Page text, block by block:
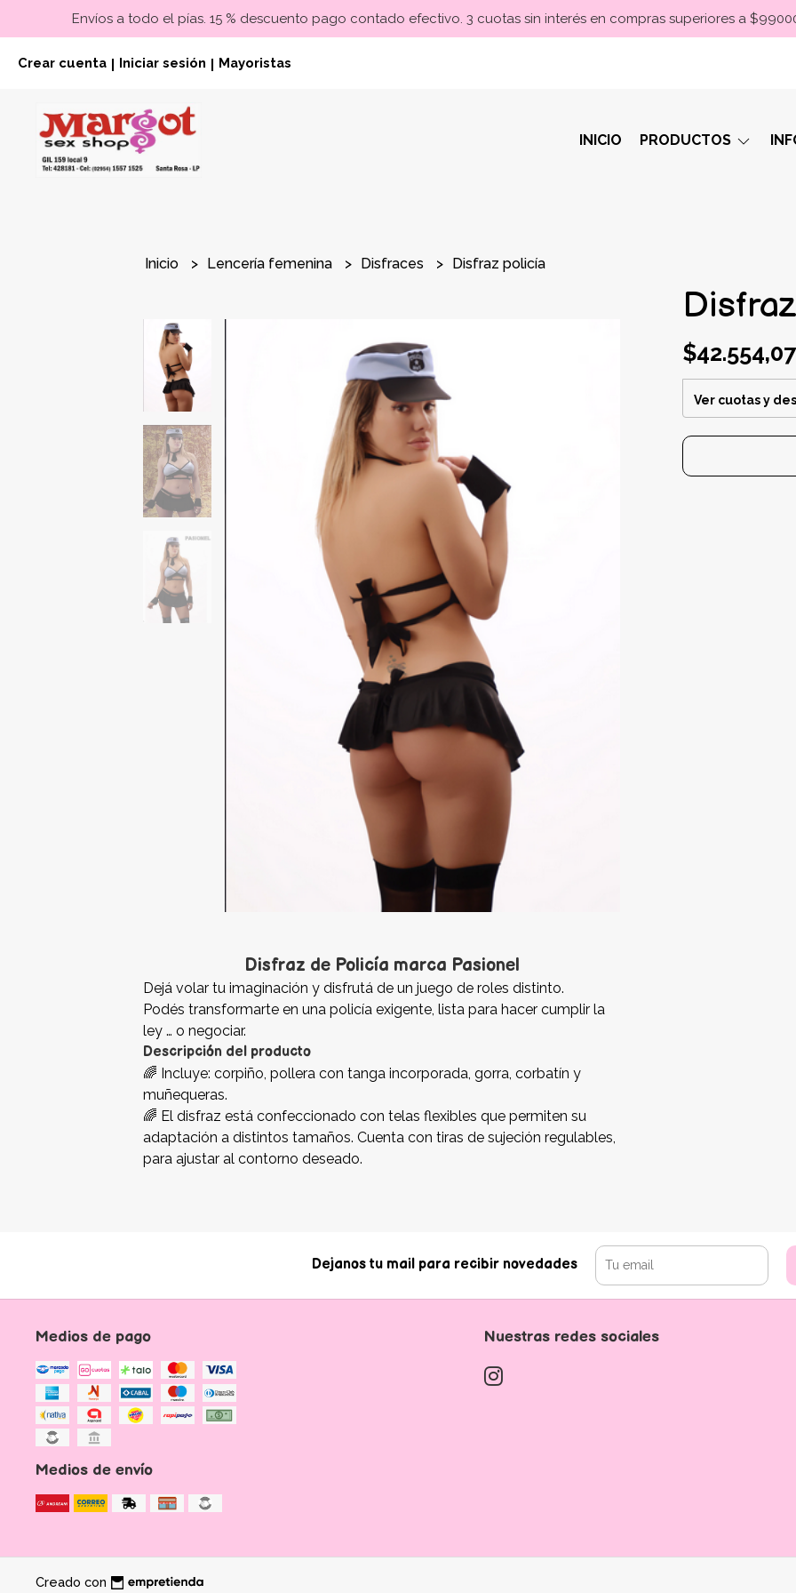
Envíos a todo el pías. 15 % descuento pago contado efectivo. 3 cuotas sin interés en compras superiores a
Crear cuenta Iniciar sesión Mayoristas
INICIO PRODUCTOS
Inicio Lencería femenina Disfraces Disfraz policía
Disfraz de Policía marca Pasionel
Dejá volar tu imaginación y disfrutá de un juego de roles distinto.
Podés transformarte en una policía exigente, lista para hacer cumplir la
ley … o negociar.
Descripción del producto
🌈 Incluye: corpiño, pollera con tanga incorporada, gorra, corbatín y
muñequeras.
🌈 El disfraz está confeccionado con telas flexibles que permiten su
adaptación a distintos tamaños. Cuenta con tiras de sujeción regulables,
para ajustar al contorno deseado.
$42.554,07
Ver cuotas y
Dejanos tu mail para recibir novedades
Medios de pago
Medios de envío
Nuestras redes sociales
Creado con